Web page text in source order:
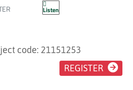
Listen
code: 21151253
REGISTER